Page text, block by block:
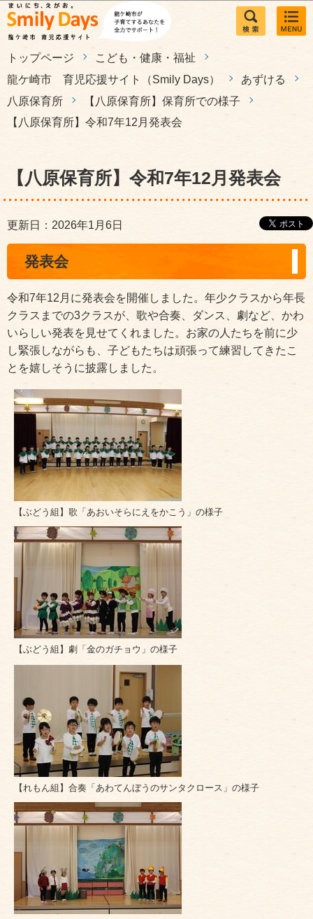
このページの本文へ移動
トップページ
こども・健康・福祉
龍ケ崎市 育児応援サイト（Smily Days）
あずける
八原保育所
【八原保育所】保育所での様子
【八原保育所】令和7年12月発表会
【八原保育所】令和7年12月発表会
更新日：2026年1月6日
発表会
令和7年12月に発表会を開催しました。年少クラスから年長
クラスまでの3クラスが、歌や合奏、ダンス、劇など、かわ
いらしい発表を見せてくれました。お家の人たちを前に少
し緊張しながらも、子どもたちは頑張って練習してきたこ
とを嬉しそうに披露しました。
【ぶどう組】歌「あおいそらにえをかこう」の様子
【ぶどう組】劇「金のガチョウ」の様子
【れもん組】合奏「あわてんぼうのサンタクロース」の様子